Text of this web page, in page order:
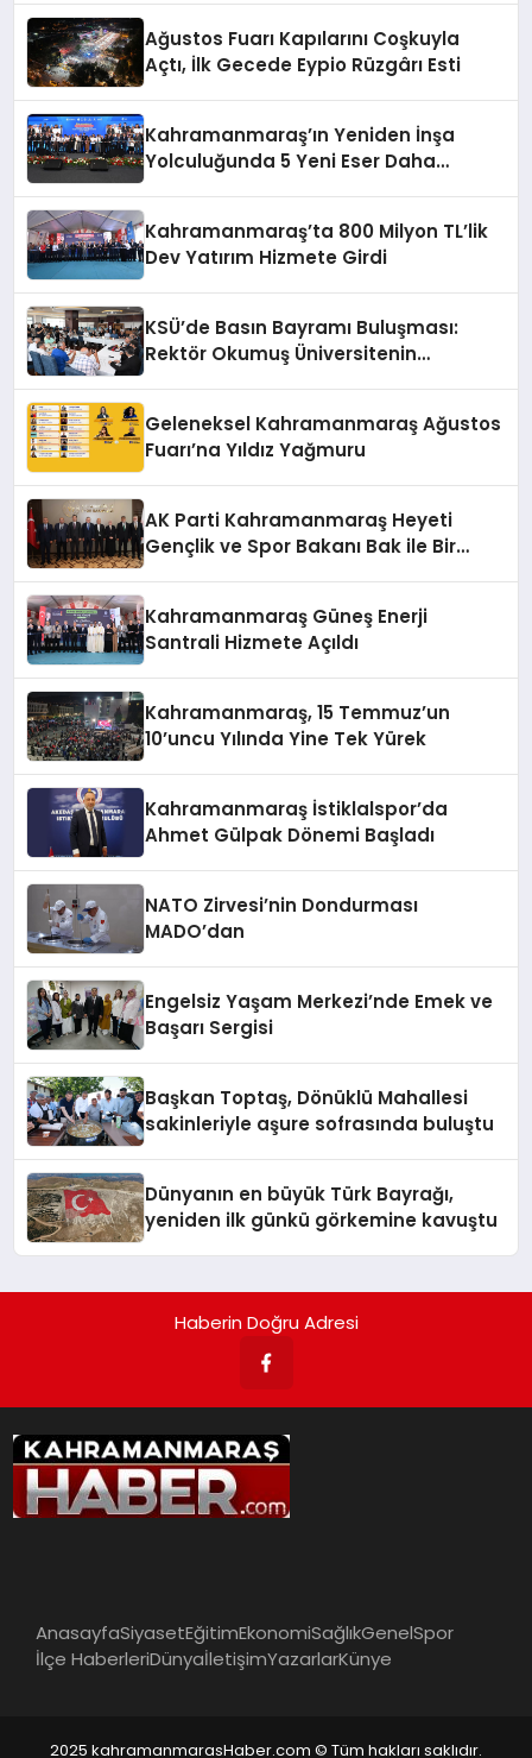
Ağustos Fuarı Kapılarını Coşkuyla
Açtı, İlk Gecede Eypio Rüzgârı Esti
Kahramanmaraş’ın Yeniden İnşa
Yolculuğunda 5 Yeni Eser Daha
Kahramanmaraş’ta 800 Milyon TL’lik
Dev Yatırım Hizmete Girdi
KSÜ’de Basın Bayramı Buluşması:
Rektör Okumuş Üniversitenin
Geleneksel Kahramanmaraş Ağustos
Fuarı’na Yıldız Yağmuru
AK Parti Kahramanmaraş Heyeti
Gençlik ve Spor Bakanı Bak ile Bir
Kahramanmaraş Güneş Enerji
Santrali Hizmete Açıldı
Kahramanmaraş, 15 Temmuz’un
10’uncu Yılında Yine Tek Yürek
Kahramanmaraş İstiklalspor’da
Ahmet Gülpak Dönemi Başladı
NATO Zirvesi’nin Dondurması
MADO’dan
Engelsiz Yaşam Merkezi’nde Emek ve
Başarı Sergisi
Başkan Toptaş, Dönüklü Mahallesi
sakinleriyle aşure sofrasında buluştu
Dünyanın en büyük Türk Bayrağı,
yeniden ilk günkü görkemine kavuştu
Haberin Doğru Adresi
AnasayfaSiyasetEğitimEkonomiSağlıkGenelSpor
İlçe HaberleriDünyaİletişimYazarlarKünye
2025 kahramanmarasHaber.com © Tüm hakları saklıdır.